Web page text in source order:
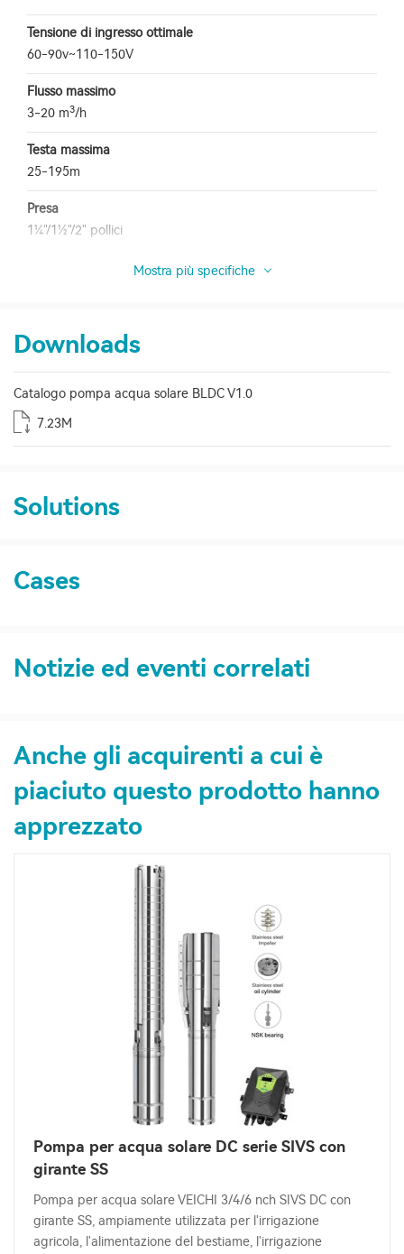
Tensione di ingresso ottimale
60-90v~110-150V
Flusso massimo
3-20 m3/h
Testa massima
25-195m
Presa
1¼"/1½"/2" pollici
Mostra più specifiche
Downloads
Catalogo pompa acqua solare BLDC V1.0
7.23M
Solutions
Cases
Notizie ed eventi correlati
Anche gli acquirenti a cui è
piaciuto questo prodotto hanno
apprezzato
Pompa per acqua solare DC serie SIVS con
girante SS
Pompa per acqua solare VEICHI 3/4/6 nch SIVS DC con
girante SS, ampiamente utilizzata per l'irrigazione
agricola, l'alimentazione del bestiame, l'irrigazione